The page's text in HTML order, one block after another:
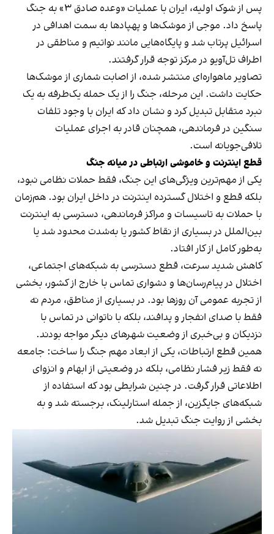
پس از شوک اولیه، ایران با عملیات «وعده صادق ۳» به جنگ
پاسخ داد. موجی از موشک‌ها و پهپادها به سمت اهدافی در
اسرائیل پرتاب شد و پایگاه‌هایی مانند نواتیم و مناطقی در
اطراف تل‌آویو در مرکز توجه قرار گرفتند.
تصاویر ماهواره‌ای منتشر شده، از اصابت شماری از موشک‌ها
حکایت داشت. این مرحله، جنگ را از یک حمله یک‌طرفه به یک
نبرد متقابل تبدیل کرد و نشان داد که ایران با وجود تلفات
سنگین در فرماندهی، همچنان قادر به اجرای عملیات
تلافی‌جویانه است.
قطع اینترنت و خاموشی ارتباطی در میانه جنگ
یکی از مهم‌ترین ویژگی‌های این جنگ، فقط حملات نظامی نبود،
بلکه قطع و اختلال گسترده اینترنت در داخل ایران بود. هم‌زمان
با حملات به تاسیسات و مراکز فرماندهی، دسترسی به اینترنت
بین‌الملل در بسیاری از نقاط کشور یا به‌شدت محدود شد یا
به‌طور کامل از کار افتاد.
کاهش شدید سرعت، قطع دسترسی به شبکه‌های اجتماعی،
اختلال در پیام‌رسان‌ها و دشواری تماس با خارج از کشور، بخشی
از تجربه عمومی آن روزها بود. در بسیاری از مناطق، مردم نه
فقط با صدای انفجار و پدافند، بلکه با ناتوانی در تماس با
نزدیکان و بی‌خبری از وضعیت شهرهای دیگر مواجه بودند.
همین قطع ارتباطات، یکی از ابعاد مهم جنگ را ساخت: جامعه
نه فقط زیر فشار نظامی، بلکه در وضعیتی از ابهام و انزوای
اطلاعاتی قرار گرفت. در چنین شرایطی بود که استفاده از
شبکه‌های جایگزین، از جمله استارلینک، برجسته شد و به
بخشی از روایت جنگ تبدیل شد.